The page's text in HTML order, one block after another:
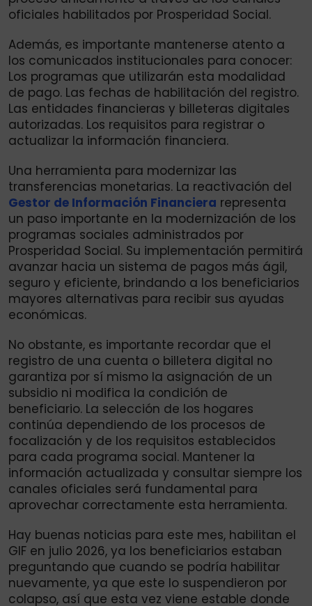
oficiales habilitados por Prosperidad Social.
Además, es importante mantenerse atento a
los comunicados institucionales para conocer:
Los programas que utilizarán esta modalidad
de pago. Las fechas de habilitación del registro.
Las entidades financieras y billeteras digitales
autorizadas. Los requisitos para registrar o
actualizar la información financiera.
Una herramienta para modernizar las
transferencias monetarias. La reactivación del
Gestor de Información Financiera representa
un paso importante en la modernización de los
programas sociales administrados por
Prosperidad Social. Su implementación permitirá
avanzar hacia un sistema de pagos más ágil,
seguro y eficiente, brindando a los beneficiarios
mayores alternativas para recibir sus ayudas
económicas.
No obstante, es importante recordar que el
registro de una cuenta o billetera digital no
garantiza por sí mismo la asignación de un
subsidio ni modifica la condición de
beneficiario. La selección de los hogares
continúa dependiendo de los procesos de
focalización y de los requisitos establecidos
para cada programa social. Mantener la
información actualizada y consultar siempre los
canales oficiales será fundamental para
aprovechar correctamente esta herramienta.
Hay buenas noticias para este mes, habilitan el
GIF en julio 2026, ya los beneficiarios estaban
preguntando que cuando se podría habilitar
nuevamente, ya que este lo suspendieron por
colapso, así que esta vez viene estable donde